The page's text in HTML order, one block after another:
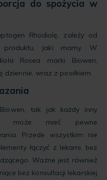
do spożycia w
Rhodiolę, zależy od
produktu, jaki mamy. W
Rosea marki Biowen,
dziennie, wraz z posiłkiem.
tak jak każdy inny
może mieć pewne
Przede wszystkim nie
łączyć z lekami, bez
Ważne jest również
bez konsultacji lekarskiej